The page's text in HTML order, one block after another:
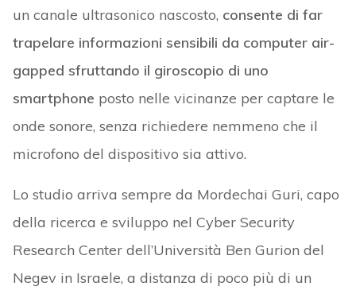
un canale ultrasonico nascosto, consente di far
trapelare informazioni sensibili da computer air-
gapped sfruttando il giroscopio di uno
smartphone posto nelle vicinanze per captare le
onde sonore, senza richiedere nemmeno che il
microfono del dispositivo sia attivo.
Lo studio arriva sempre da Mordechai Guri, capo
della ricerca e sviluppo nel Cyber Security
Research Center dell’Università Ben Gurion del
Negev in Israele, a distanza di poco più di un